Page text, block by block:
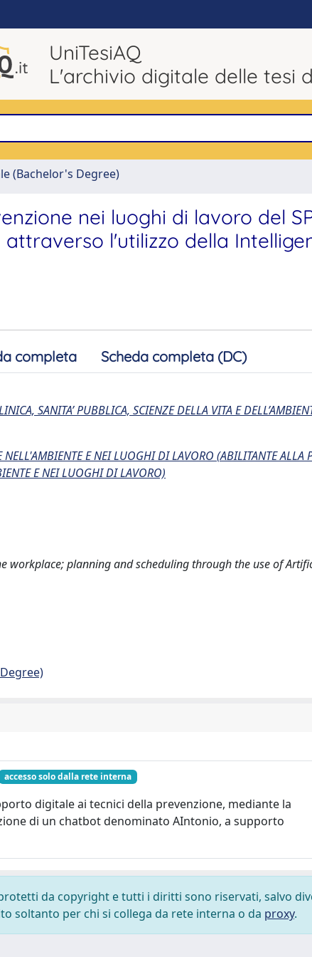
UniTesiAQ
L'archivio digitale delle tesi
(Bachelor's Degree)
nei luoghi di lavoro del
l'utilizzo della
completa Scheda completa (DC)
SANITA’ PUBBLICA, SCIENZE DELLA VITA E
NELL'AMBIENTE E NEI LUOGHI DI LAVORO (ABILITANTE ALLA
E NEI LUOGHI DI LAVORO)
workplace; planning and scheduling through the use of
accesso solo dalla rete interna
digitale ai tecnici della prevenzione, mediante la
di un chatbot denominato AIntonio, a supporto
da copyright e tutti i diritti sono riservati, salvo
soltanto per chi si collega da rete interna o da proxy.